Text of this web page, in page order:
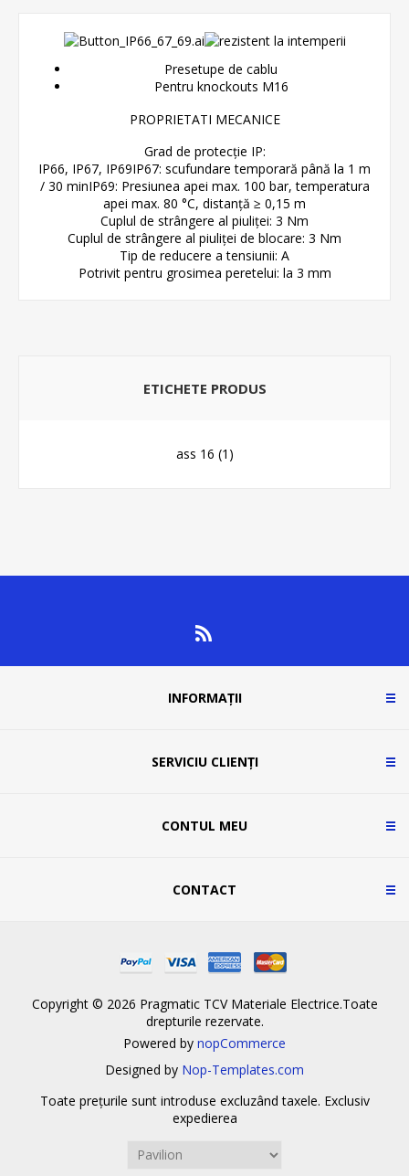
Presetupe de cablu
Pentru knockouts M16
PROPRIETATI MECANICE
Grad de protecție IP:
IP66, IP67, IP69IP67: scufundare temporară până la 1 m
/ 30 minIP69: Presiunea apei max. 100 bar, temperatura
apei max. 80 °C, distanță ≥ 0,15 m
Cuplul de strângere al piuliței: 3 Nm
Cuplul de strângere al piuliței de blocare: 3 Nm
Tip de reducere a tensiunii: A
Potrivit pentru grosimea peretelui: la 3 mm
ETICHETE PRODUS
ass 16 (1)
INFORMAȚII
SERVICIU CLIENȚI
CONTUL MEU
CONTACT
Copyright © 2026 Pragmatic TCV Materiale Electrice.Toate
drepturile rezervate.
Powered by nopCommerce
Designed by Nop-Templates.com
Toate prețurile sunt introduse excluzând taxele. Exclusiv
expedierea